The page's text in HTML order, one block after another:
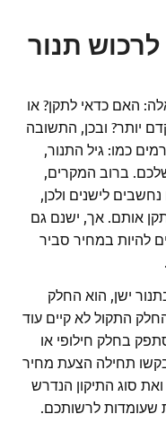
תנור
האם כדאי לתקן? או
יותר? ובכן, התשובה
כמו: גיל התנור,
ברוב המקרים,
שעולים על 8-10 שנים נחשבים לישנים ולכן,
אותם. אך, ישנם גם
להיות במחיר סביר
ישן, הוא החלק
התקול לא קיים עוד
בחלק חילופי או
תחילה הצעת מחיר
סוג התיקון הנדרש
שעומדות לרשותכם.